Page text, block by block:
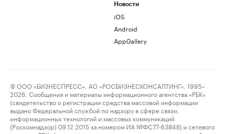
Новости
iOS
Android
AppGallery
© ООО «БИЗНЕСПРЕСС», АО «РОСБИЗНЕСКОНСАЛТИНГ», 1995–
2026. Сообщения и материалы информационного агентства «РБК»
(свидетельство о регистрации средства массовой информации
выдано Федеральной службой по надзору в сфере связи,
информационных технологий и массовых коммуникаций
(Роскомнадзор) 09.12.2015 за номером ИА №ФС77-63848) и сетевого